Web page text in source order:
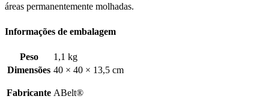
áreas permanentemente molhadas.
Informações de embalagem
Peso
1,1 kg
Dimensões 40 × 40 × 13,5 cm
Fabricante ABelt®